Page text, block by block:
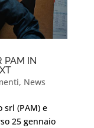
PAM IN
, News
srl (PAM) e
25 gennaio